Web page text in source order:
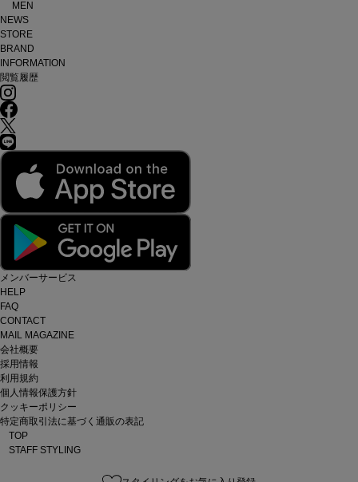
MEN
NEWS
STORE
BRAND
INFORMATION
閲覧履歴
メンバーサービス
HELP
FAQ
CONTACT
MAIL MAGAZINE
会社概要
採用情報
利用規約
個人情報保護方針
クッキーポリシー
特定商取引法に基づく通販の表記
TOP
STAFF STYLING